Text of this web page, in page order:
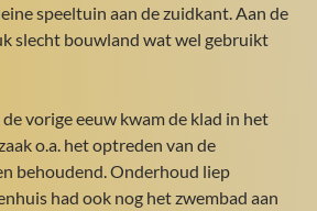
speeltuin aan de zuidkant. Aan de
slecht bouwland wat wel gebruikt
vorige eeuw kwam de klad in het
o.a. het optreden van de
behoudend. Onderhoud liep
had ook nog het zwembad aan